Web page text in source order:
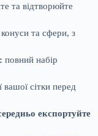
та відтворюйте
та сфери, з
повний набір
вашої сітки перед
експортуйте